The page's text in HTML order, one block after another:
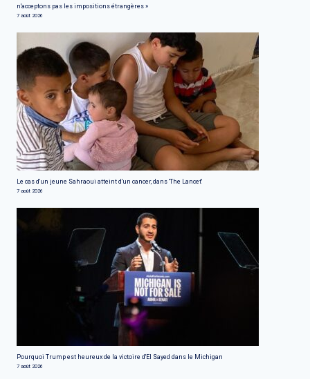
n'acceptons pas les impositions étrangères »
7 août 2026
Le cas d'un jeune Sahraoui atteint d'un cancer, dans 'The Lancet'
7 août 2026
Pourquoi Trump est heureux de la victoire d'El Sayed dans le Michigan
7 août 2026